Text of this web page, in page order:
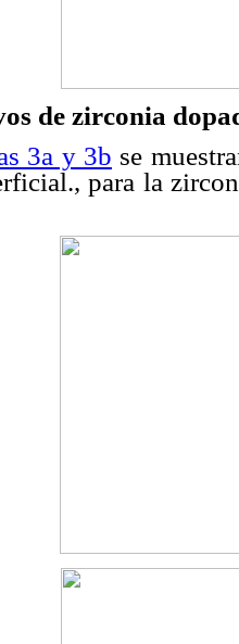
de zirconia
3a y 3b se
para la